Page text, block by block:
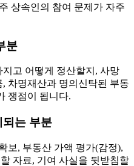
상속인의 참여 문제가 자주
분
고 어떻게 정산할지, 사망
차명재산과 명의신탁된 부동
쟁점이 됩니다.
되는 부분
보, 부동산 가액 평가(감정),
자료, 기여 사실을 뒷받침할